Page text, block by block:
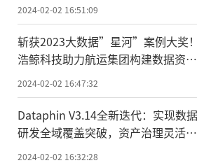
2024-02-02 16:51:09
斩获2023大数据”星河”案例大奖！
浩鲸科技助力航运集团构建数据资产
管理体系
2024-02-02 16:47:32
Dataphin V3.14全新迭代：实现数据
研发全域覆盖突破，资产治理灵活安
全再升级
2024-02-02 16:32:28